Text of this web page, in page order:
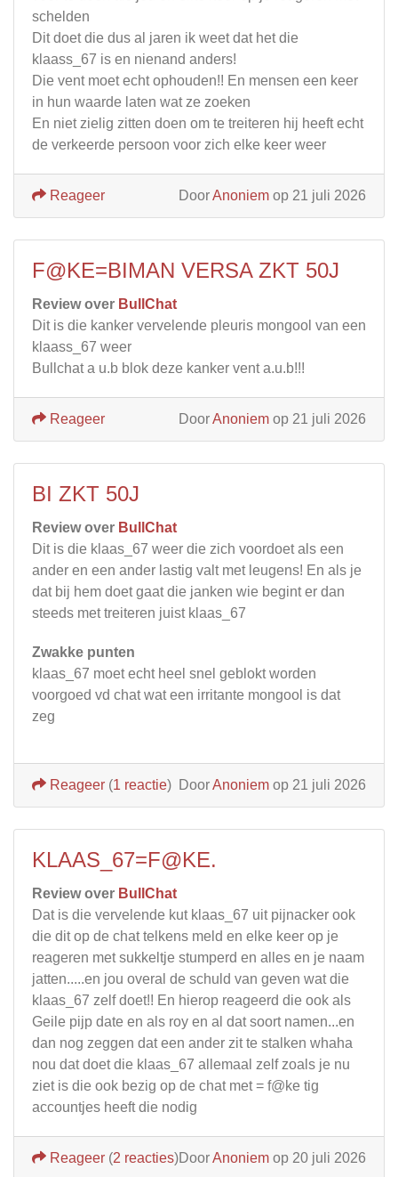
schelden
Dit doet die dus al jaren ik weet dat het die
klaass_67 is en nienand anders!
Die vent moet echt ophouden!! En mensen een keer
in hun waarde laten wat ze zoeken
En niet zielig zitten doen om te treiteren hij heeft echt
de verkeerde persoon voor zich elke keer weer
DoorAnoniem op 21 juli 2026
Reageer
F@KE=BIMAN VERSA ZKT 50J
Review over BullChat
Dit is die kanker vervelende pleuris mongool van een
klaass_67 weer
Bullchat a u.b blok deze kanker vent a.u.b!!!
DoorAnoniem op 21 juli 2026
Reageer
BI ZKT 50J
Review over BullChat
Dit is die klaas_67 weer die zich voordoet als een
ander en een ander lastig valt met leugens! En als je
dat bij hem doet gaat die janken wie begint er dan
steeds met treiteren juist klaas_67
Zwakke punten
klaas_67 moet echt heel snel geblokt worden
voorgoed vd chat wat een irritante mongool is dat
zeg
DoorAnoniem op 21 juli 2026
Reageer (1 reactie)
KLAAS_67=F@KE.
Review over BullChat
Dat is die vervelende kut klaas_67 uit pijnacker ook
die dit op de chat telkens meld en elke keer op je
reageren met sukkeltje stumperd en alles en je naam
jatten.....en jou overal de schuld van geven wat die
klaas_67 zelf doet!! En hierop reageerd die ook als
Geile pijp date en als roy en al dat soort namen...en
dan nog zeggen dat een ander zit te stalken whaha
nou dat doet die klaas_67 allemaal zelf zoals je nu
ziet is die ook bezig op de chat met = f@ke tig
accountjes heeft die nodig
DoorAnoniem op 20 juli 2026
Reageer (2 reacties)